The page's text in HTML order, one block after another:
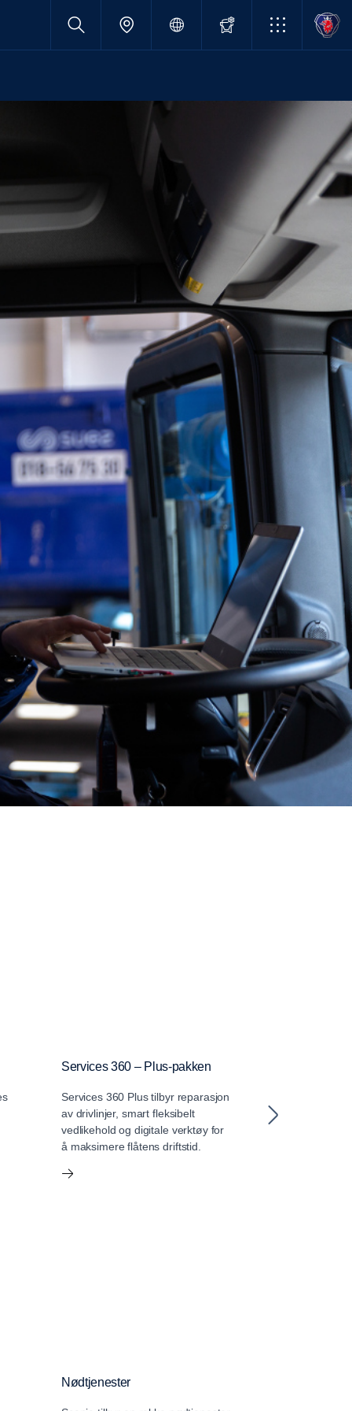
Services 360 – Plus-pakken
Services 360 Plus tilbyr reparasjon
av drivlinjer, smart fleksibelt
vedlikehold og digitale verktøy for
å maksimere flåtens driftstid.
essensiell
Nødtjenester